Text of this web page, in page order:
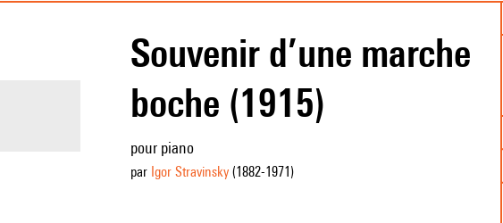
Souvenir d’une marche
boche (1915)
pour piano
par Igor Stravinsky(1882-1971)